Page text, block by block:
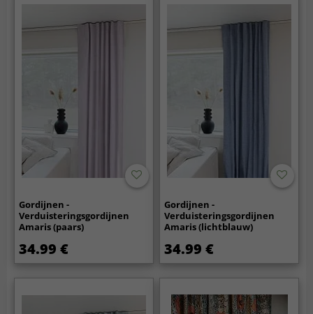
Gordijnen -
Verduisteringsgordijnen
Amaris (paars)
34.99 €
Gordijnen -
Verduisteringsgordijnen
Amaris (lichtblauw)
34.99 €